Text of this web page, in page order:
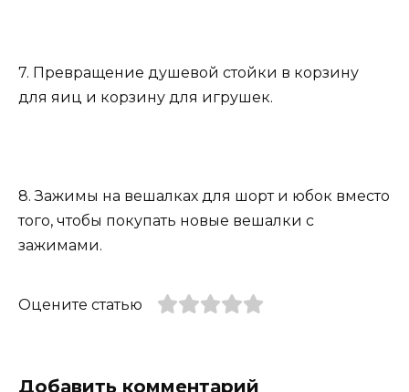
7. Превращение душевой стойки в корзину
для яиц и корзину для игрушек.
8. Зажимы на вешалках для шорт и юбок вместо
того, чтобы покупать новые вешалки с
зажимами.
Оцените статью
Добавить комментарий